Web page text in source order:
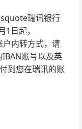
瑞讯银行
日起，
内转方式，请
账号以及英
到您在瑞讯的账